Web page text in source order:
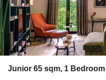
Junior 65 sqm, 1